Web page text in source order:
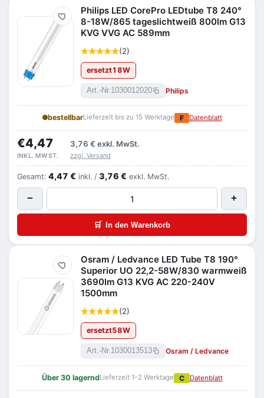
Merken
Philips LED CorePro LEDtube T8 240°
8-18W/865 tageslichtweiß 800lm G13
KVG VVG AC 589mm
(2)
ersetzt18W
Art.-Nr.1030012020 Philips
bestellbarLieferzeit bis zu 15 Werktage F Datenblatt
€4,47 3,76 € exkl. MwSt.
INKL. MWST. zzgl. Versand
Gesamt: 4,47 € inkl. / 3,76 € exkl. MwSt.
− +
🛒 In den Warenkorb
Merken
Osram / Ledvance LED Tube T8 190°
Superior UO 22,2-58W/830 warmweiß
3690lm G13 KVG AC 220-240V
1500mm
(2)
ersetzt58W
Art.-Nr.1030013513 Osram / Ledvance
Über 30 lagerndLieferzeit 1–2 Werktage C Datenblatt